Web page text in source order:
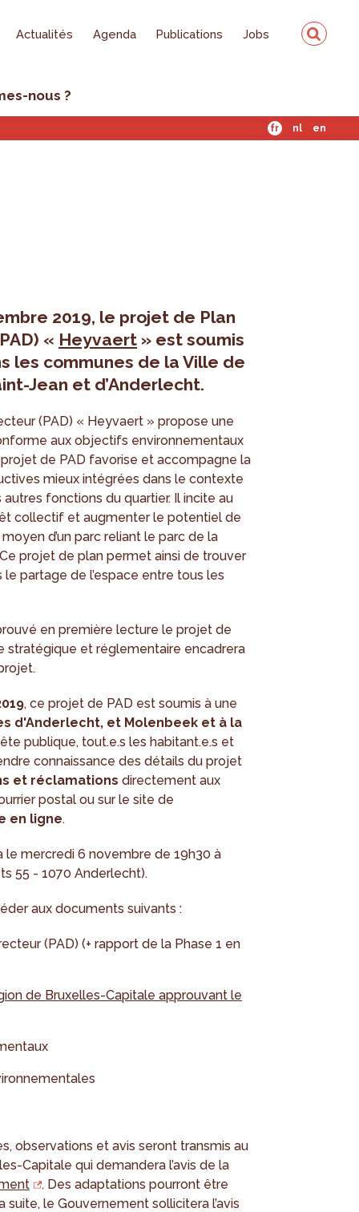
Actualités Agenda Publications Jobs
nous ?
fr nl en
2019, le projet de Plan
« Heyvaert » est soumis
les communes de la Ville de
Jean et d’Anderlecht.
(PAD) « Heyvaert » propose une
aux objectifs environnementaux
de PAD favorise et accompagne la
mieux intégrées dans le contexte
fonctions du quartier. Il incite au
collectif et augmenter le potentiel de
d’un parc reliant le parc de la
projet de plan permet ainsi de trouver
partage de l’espace entre tous les
en première lecture le projet de
stratégique et réglementaire encadrera
, ce projet de PAD est soumis à une
d'Anderlecht, et Molenbeek et à la
publique, tout.e.s les habitant.e.s et
connaissance des détails du projet
et réclamations directement aux
postal ou sur le site de
en ligne.
le mercredi 6 novembre de 19h30 à
55 - 1070 Anderlecht).
aux documents suivants :
(PAD) (+ rapport de la Phase 1 en
de Bruxelles-Capitale approuvant le
observations et avis seront transmis au
Capitale qui demandera l’avis de la
. Des adaptations pourront être
suite, le Gouvernement sollicitera l’avis